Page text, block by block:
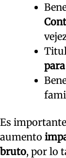
Es
aumento
bruto, por lo